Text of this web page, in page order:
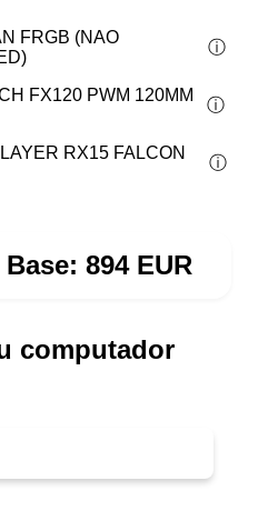
FRGB (NAO
FX120 PWM 120MM
RX15 FALCON
894 EUR
computador